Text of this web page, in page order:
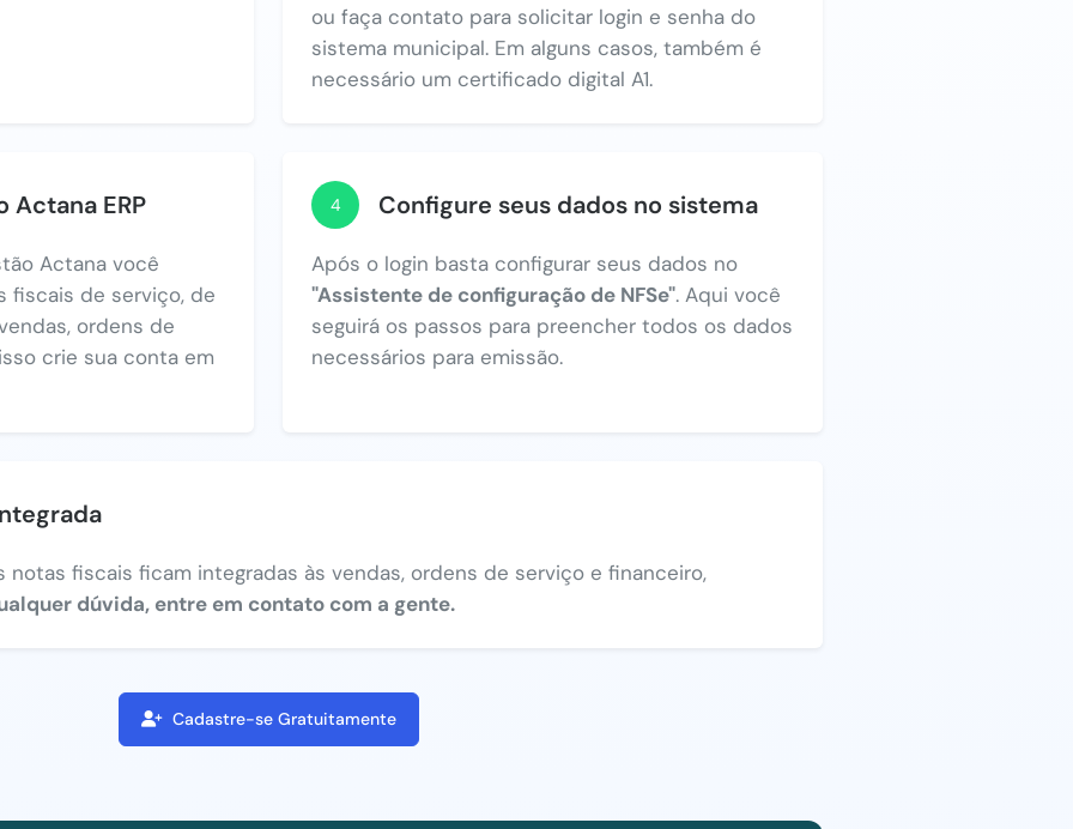
ou faça contato para solicitar login e senha do
sistema municipal. Em alguns casos, também é
necessário um certificado digital A1.
Actana ERP
Actana você
fiscais de serviço, de
ordens de
crie sua conta em
4 Configure seus dados no sistema
Após o login basta configurar seus dados no
"Assistente de configuração de NFSe". Aqui você
seguirá os passos para preencher todos os dados
necessários para emissão.
notas fiscais ficam integradas às vendas, ordens de serviço e financeiro,
dúvida, entre em contato com a gente.
Cadastre-se Gratuitamente